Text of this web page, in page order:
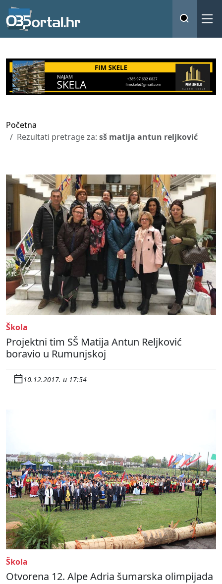
Početna
Rezultati pretrage za: sš matija antun reljković
Škola
Projektni tim SŠ Matija Antun Reljković
boravio u Rumunjskoj
10.12.2017. u 17:54
Škola
Otvorena 12. Alpe Adria šumarska olimpijada